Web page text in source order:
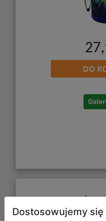
DO
Gamer
Dostosowujemy